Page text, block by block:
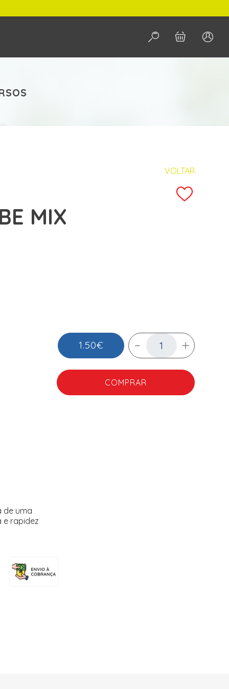
VOLTAR
MIX
1.50€
COMPRAR
de uma
e rapidez